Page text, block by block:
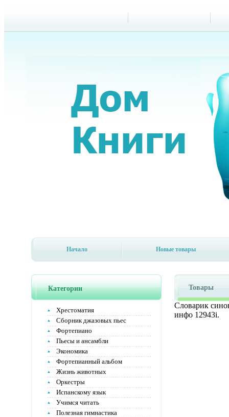
Начало Новые товары
Категории
Хрестоматия
Сборник джазовых пьес
Фортепиано
Пьесы и ансамбли
Экономика
Фортепианный альбом
Жизнь животных
Оркестры
Испанскому язык
Учимся читать
Полезная гимнастика
Товары
Словарик
инфо 12943i.